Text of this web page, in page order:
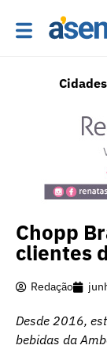
Cidades
Chopp
clientes
Redação
Desde 2016,
bebidas da